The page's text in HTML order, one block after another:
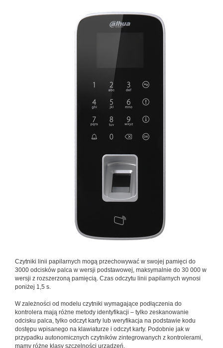
Czytniki linii papilarnych mogą przechowywać w swojej pamięci do
3000 odcisków palca w wersji podstawowej, maksymalnie do 30 000 w
wersji z rozszerzoną pamięcią. Czas odczytu linii papilarnych wynosi
poniżej 1,5 s.
W zależności od modelu czytniki wymagające podłączenia do
kontrolera mają różne metody identyfikacji – tylko zeskanowanie
odcisku palca, tylko odczyt karty lub weryfikacja na podstawie kodu
dostępu wpisanego na klawiaturze i odczyt karty. Podobnie jak w
przypadku autonomicznych czytników zintegrowanych z kontrolerami,
mamy różne klasy szczelności urządzeń.